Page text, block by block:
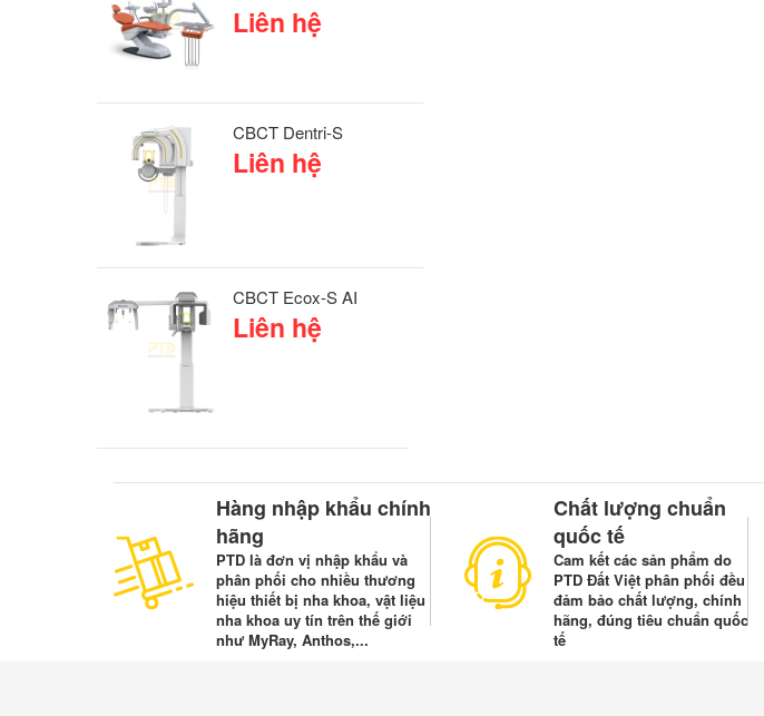
Liên hệ
CBCT Dentri-S
Liên hệ
CBCT Ecox-S AI
Liên hệ
Hàng nhập khẩu chính
hãng
PTD là đơn vị nhập khẩu và
phân phối cho nhiều thương
hiệu thiết bị nha khoa, vật liệu
nha khoa uy tín trên thế giới
như MyRay, Anthos,...
Chất lượng chuẩn
quốc tế
Cam kết các sản phẩm do
PTD Đất Việt phân phối đều
đảm bảo chất lượng, chính
hãng, đúng tiêu chuẩn quốc
tế